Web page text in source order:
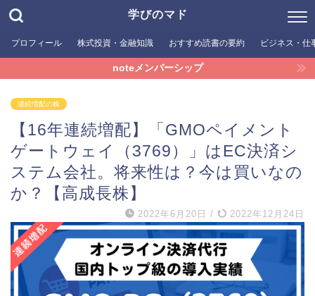
学びのマド
プロフィール 株式投資・金融知識 おすすめ読書の要約 ビジネス・仕
noteメンバーシップ
連続増配の株
【16年連続増配】「GMOペイメント
ゲートウェイ（3769）」はEC決済シ
ステム会社。将来性は？今は買いなの
か？【高成長株】
2022年6月20日 / 2022年12月24日